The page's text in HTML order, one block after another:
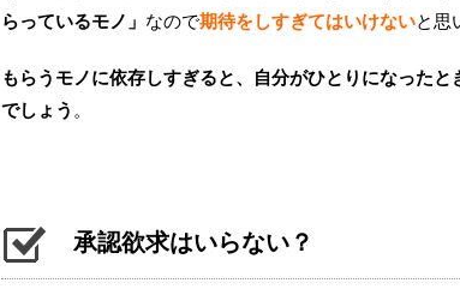
らっているモノ」 なので期待をしすぎてはいけないと思
もらうモノに依存しすぎると、自分がひとりになったと
でしょう 。
承認欲求はいらない？